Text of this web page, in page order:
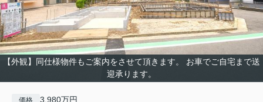
【外観】同仕様物件もご案内をさせて頂きます。 お車でご自宅まで送
迎承ります。
3,980万円